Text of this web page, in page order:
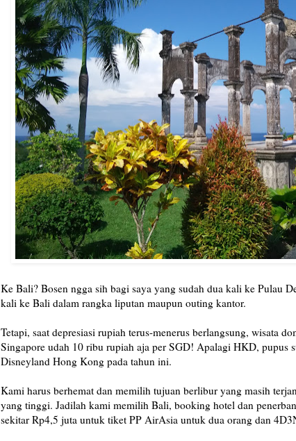
Ke Bali? Bosen ngga sih bagi saya yang sudah dua kali ke Pulau
kali ke Bali dalam rangka liputan maupun outing kantor.
Tetapi, saat depresiasi rupiah terus-menerus berlangsung, wisata
Singapore udah 10 ribu rupiah aja per SGD! Apalagi HKD, pupus
Disneyland Hong Kong pada tahun ini.
Kami harus berhemat dan memilih tujuan berlibur yang masih
yang tinggi. Jadilah kami memilih Bali, booking hotel dan
sekitar Rp4,5 juta untuk tiket PP AirAsia untuk dua orang dan